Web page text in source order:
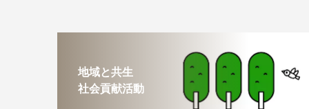
地域と共生
社会貢献活動